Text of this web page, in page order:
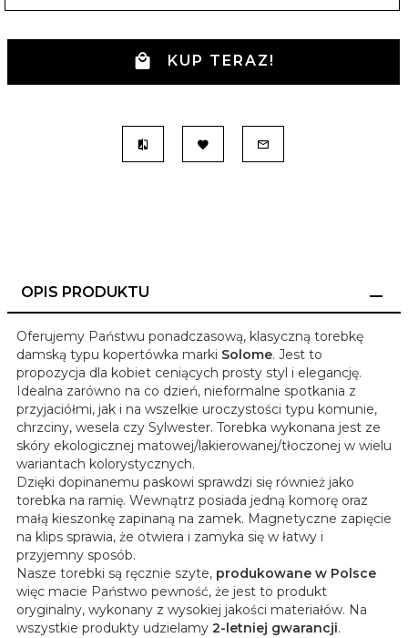
KUP TERAZ!
OPIS PRODUKTU
Oferujemy Państwu ponadczasową, klasyczną torebkę
damską typu kopertówka marki Solome. Jest to
propozycja dla kobiet ceniących prosty styl i elegancję.
Idealna zarówno na co dzień, nieformalne spotkania z
przyjaciółmi, jak i na wszelkie uroczystości typu komunie,
chrzciny, wesela czy Sylwester. Torebka wykonana jest ze
skóry ekologicznej matowej/lakierowanej/tłoczonej w wielu
wariantach kolorystycznych.
Dzięki dopinanemu paskowi sprawdzi się również jako
torebka na ramię. Wewnątrz posiada jedną komorę oraz
małą kieszonkę zapinaną na zamek. Magnetyczne zapięcie
na klips sprawia, że otwiera i zamyka się w łatwy i
przyjemny sposób.
Nasze torebki są ręcznie szyte, produkowane w Polsce
więc macie Państwo pewność, że jest to produkt
oryginalny, wykonany z wysokiej jakości materiałów. Na
wszystkie produkty udzielamy 2-letniej gwarancji.